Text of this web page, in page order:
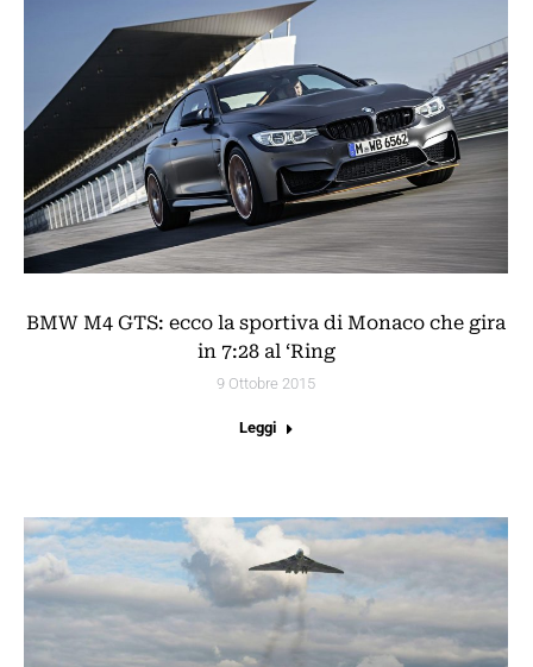
BMW M4 GTS: ecco la sportiva di Monaco che gira
in 7:28 al ‘Ring
9 Ottobre 2015
Leggi